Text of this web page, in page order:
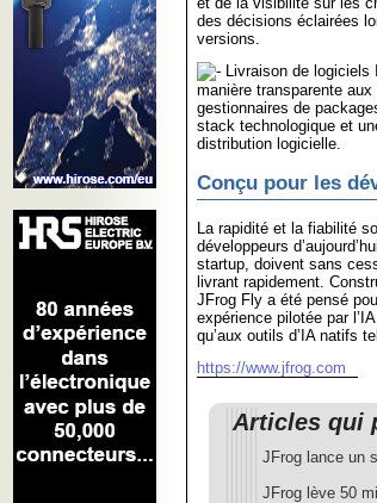
des décisions éclairées
versions.
Livraison de logiciels
manière transparente
gestionnaires de
stack technologique et
distribution logicielle.
Conçu pour les
La rapidité et la fiabilité
développeurs
startup, doivent sans
livrant rapidement.
JFrog Fly a été pensé
expérience pilotée par
qu’aux outils d’IA natifs
https://www.jfrog.com
Articles qui
JFrog lance un
JFrog lève 50